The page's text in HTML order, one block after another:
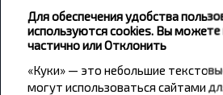
Подпишись на получение
путешествуй с нами дешевле!
Для обеспечения удобства
используются cookies. Вы можете
частично или Отклонить
«Куки» — это небольшие
могут использоваться сайтами